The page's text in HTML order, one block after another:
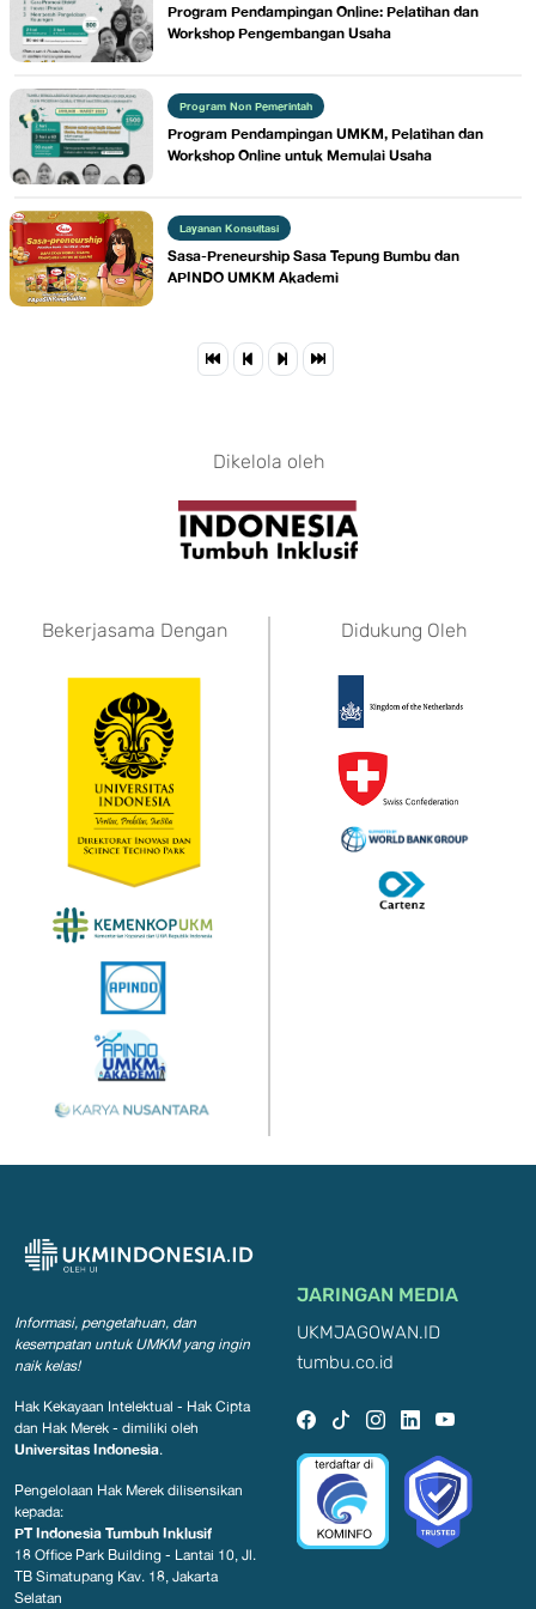
​Program Pendampingan Online: Pelatihan dan
Workshop Pengembangan Usaha
Program Non Pemerintah
​Program Pendampingan UMKM, Pelatihan dan
Workshop Online untuk Memulai Usaha
Layanan Konsultasi
Sasa-Preneurship Sasa Tepung Bumbu dan
APINDO UMKM Akademi
Dikelola oleh
Bekerjasama Dengan Didukung Oleh
Informasi, pengetahuan, dan
kesempatan untuk UMKM yang ingin
naik kelas!
Hak Kekayaan Intelektual - Hak Cipta
dan Hak Merek - dimiliki oleh
Universitas Indonesia.
Pengelolaan Hak Merek dilisensikan
kepada:
PT Indonesia Tumbuh Inklusif
18 Office Park Building - Lantai 10, Jl.
TB Simatupang Kav. 18, Jakarta
Selatan
JARINGAN MEDIA
UKMJAGOWAN.ID
tumbu.co.id